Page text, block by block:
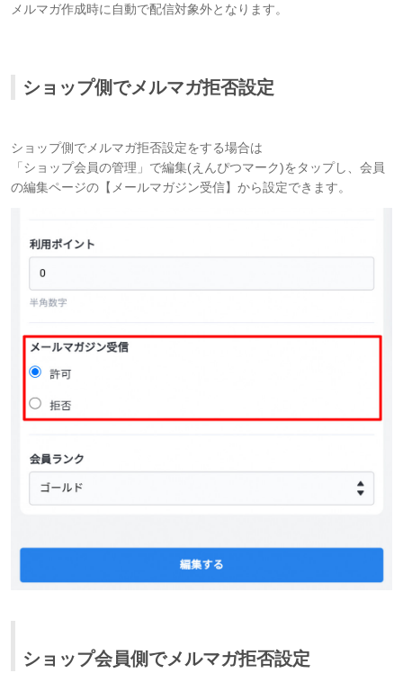
メルマガ作成時に自動で配信対象外となります。
ショップ側でメルマガ拒否設定
ショップ側でメルマガ拒否設定をする場合は
「ショップ会員の管理」で編集(えんぴつマーク)をタップし、会員
の編集ページの【メールマガジン受信】から設定できます。
ショップ会員側でメルマガ拒否設定